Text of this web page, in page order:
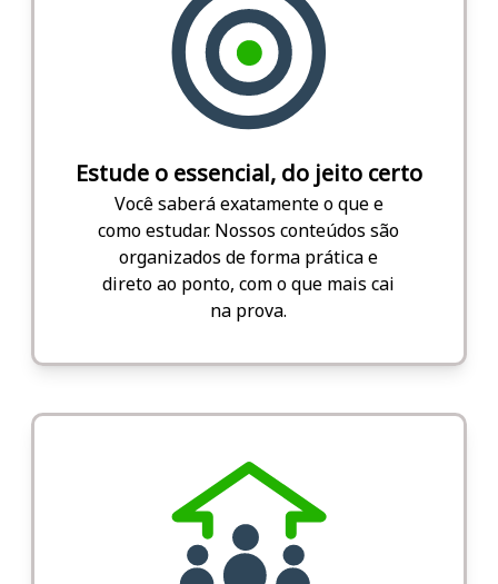
Estude o essencial, do jeito certo
Você saberá exatamente o que e
como estudar. Nossos conteúdos são
organizados de forma prática e
direto ao ponto, com o que mais cai
na prova.